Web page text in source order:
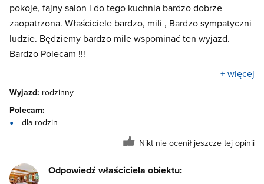
pokoje, fajny salon i do tego kuchnia bardzo dobrze
zaopatrzona. Właściciele bardzo, mili , Bardzo sympatyczni
ludzie. Będziemy bardzo mile wspominać ten wyjazd.
Bardzo Polecam !!!
+ więcej
Wyjazd: rodzinny
Polecam:
dla rodzin
Nikt nie ocenił jeszcze tej opinii
Odpowiedź właściciela obiektu: